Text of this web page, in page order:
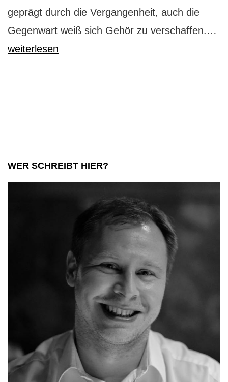
geprägt durch die Vergangenheit, auch die
Gegenwart weiß sich Gehör zu verschaffen.…
weiterlesen
WER SCHREIBT HIER?